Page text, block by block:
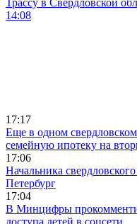
Трассу в Свердловской
14:08
17:17
Еще в одном
семейную ипотеку на
17:06
Начальника
Петербург
17:04
В Минцифры